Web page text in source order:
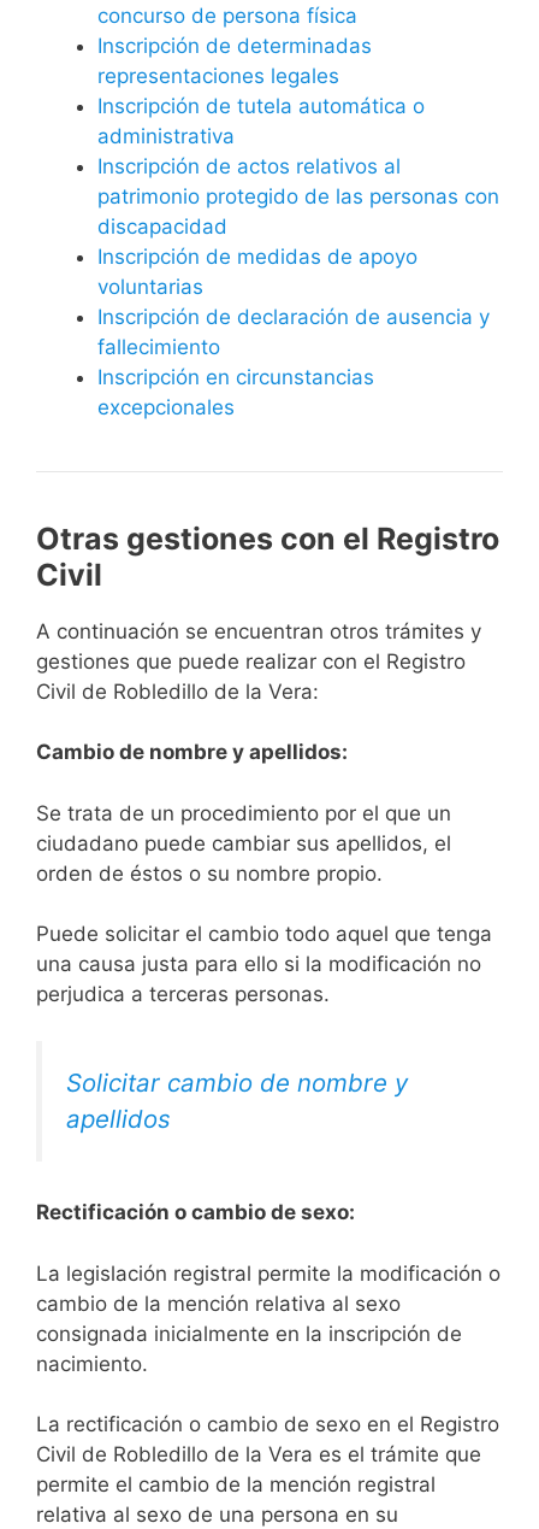
concurso de persona física
Inscripción de determinadas
representaciones legales
Inscripción de tutela automática o
administrativa
Inscripción de actos relativos al
patrimonio protegido de las personas con
discapacidad
Inscripción de medidas de apoyo
voluntarias
Inscripción de declaración de ausencia y
fallecimiento
Inscripción en circunstancias
excepcionales
Otras gestiones con el Registro
Civil
A continuación se encuentran otros trámites y
gestiones que puede realizar con el Registro
Civil de Robledillo de la Vera:
Cambio de nombre y apellidos:
Se trata de un procedimiento por el que un
ciudadano puede cambiar sus apellidos, el
orden de éstos o su nombre propio.
Puede solicitar el cambio todo aquel que tenga
una causa justa para ello si la modificación no
perjudica a terceras personas.
Solicitar cambio de nombre y
apellidos
Rectificación o cambio de sexo:
La legislación registral permite la modificación o
cambio de la mención relativa al sexo
consignada inicialmente en la inscripción de
nacimiento.
La rectificación o cambio de sexo en el Registro
Civil de Robledillo de la Vera es el trámite que
permite el cambio de la mención registral
relativa al sexo de una persona en su